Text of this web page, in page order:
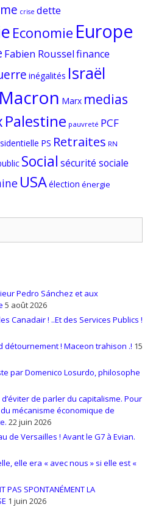
crise dette
Economie Europe
Fabien Rousselfinance
inégalités Israël
Macron Marx medias
Palestine pauvreté PCF
PS Retraites RN
Social sécurité sociale
USAélection énergie
Pedro Sánchez et aux
5 août 2026
Canadair ! ..Et des Services Publics !
détournement ! Maceon trahison .! 15
par Domenico Losurdo, philosophe
de parler du capitalisme. Pour
mécanisme économique de
22 juin 2026
de Versailles ! Avant le G7 à Evian.
elle era « avec nous » si elle est «
PAS SPONTANÉMENT LA
1 juin 2026